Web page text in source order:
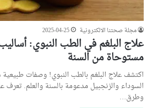
مجلة صحتنا الالكترونية 2025-04-25
علاج البلغم في الطب النبوي:
مستوحاة من السنة
اكتشف علاج البلغم بالطب النبوي! وصفات
السوداء والزنجبيل مدعومة بالسنة والعلم. تعرف
وطرق…